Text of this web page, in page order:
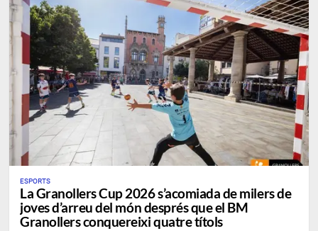
ESPORTS
La Granollers Cup 2026 s’acomiada de milers de
joves d’arreu del món després que el BM
Granollers conquereixi quatre títols